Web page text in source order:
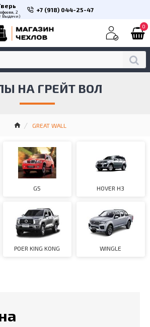
2
Выдачи)
+7 (918) 044-25-47
0
GREAT WALL
НА ГРЕЙТ ВОЛ
G5 HOVER H3
POER KING KONG WINGLE